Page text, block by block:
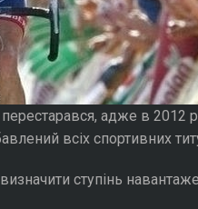
адже в 2012
всіх спортивних
ступінь